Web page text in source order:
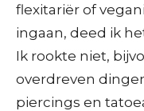
flexitariër of
ingaan, deed ik
Ik rookte niet,
overdreven
piercings en